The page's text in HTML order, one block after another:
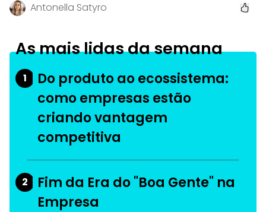
Antonella Satyro
As mais lidas da semana
1
Do produto ao ecossistema:
como empresas estão
criando vantagem
competitiva
2
Fim da Era do "Boa Gente" na
Empresa